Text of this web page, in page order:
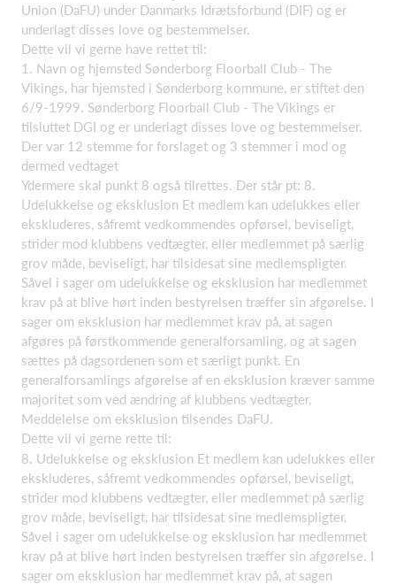
Union (DaFU) under Danmarks Idrætsforbund (DIF) og er
underlagt disses love og bestemmelser.
Dette vil vi gerne have rettet til:
1. Navn og hjemsted Sønderborg Floorball Club - The
Vikings, har hjemsted i Sønderborg kommune, er stiftet den
6/9-1999. Sønderborg Floorball Club - The Vikings er
tilsluttet DGI og er underlagt disses love og bestemmelser.
Der var 12 stemme for forslaget og 3 stemmer i mod og
dermed vedtaget
Ydermere skal punkt 8 også tilrettes. Der står pt: 8.
Udelukkelse og eksklusion Et medlem kan udelukkes eller
ekskluderes, såfremt vedkommendes opførsel, beviseligt,
strider mod klubbens vedtægter, eller medlemmet på særlig
grov måde, beviseligt, har tilsidesat sine medlemspligter.
Såvel i sager om udelukkelse og eksklusion har medlemmet
krav på at blive hørt inden bestyrelsen træffer sin afgørelse. I
sager om eksklusion har medlemmet krav på, at sagen
afgøres på førstkommende generalforsamling, og at sagen
sættes på dagsordenen som et særligt punkt. En
generalforsamlings afgørelse af en eksklusion kræver samme
majoritet som ved ændring af klubbens vedtægter.
Meddelelse om eksklusion tilsendes DaFU.
Dette vil vi gerne rette til:
8. Udelukkelse og eksklusion Et medlem kan udelukkes eller
ekskluderes, såfremt vedkommendes opførsel, beviseligt,
strider mod klubbens vedtægter, eller medlemmet på særlig
grov måde, beviseligt, har tilsidesat sine medlemspligter.
Såvel i sager om udelukkelse og eksklusion har medlemmet
krav på at blive hørt inden bestyrelsen træffer sin afgørelse. I
sager om eksklusion har medlemmet krav på, at sagen